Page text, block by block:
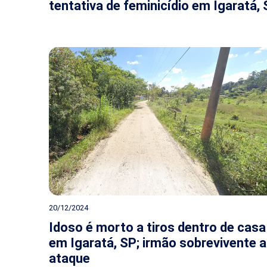
tentativa de feminicídio em Igaratá,
20/12/2024
Idoso é morto a tiros dentro de casa
em Igaratá, SP; irmão sobrevivente
ataque